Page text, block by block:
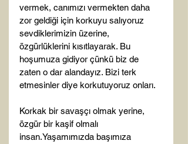
vermek, canımızı vermekten daha
zor geldiği için korkuyu salıyoruz
sevdiklerimizin üzerine,
özgürlüklerini kısıtlayarak. Bu
hoşumuza gidiyor çünkü biz de
zaten o dar alandayız. Bizi terk
etmesinler diye korkutuyoruz onları.
Korkak bir savaşçı olmak yerine,
özgür bir kaşif olmalı
insan.Yaşamımızda başımıza